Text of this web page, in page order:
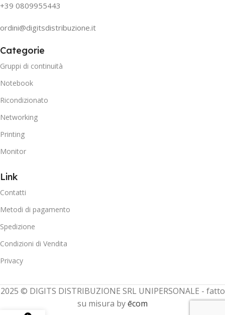
+39 0809955443
ordini@digitsdistribuzione.it
Categorie
Gruppi di continuità
Notebook
Ricondizionato
Networking
Printing
Monitor
Link
Contatti
Metodi di pagamento
Spedizione
Condizioni di Vendita
Privacy
2025 © DIGITS DISTRIBUZIONE SRL UNIPERSONALE - fatto
su misura byēcom